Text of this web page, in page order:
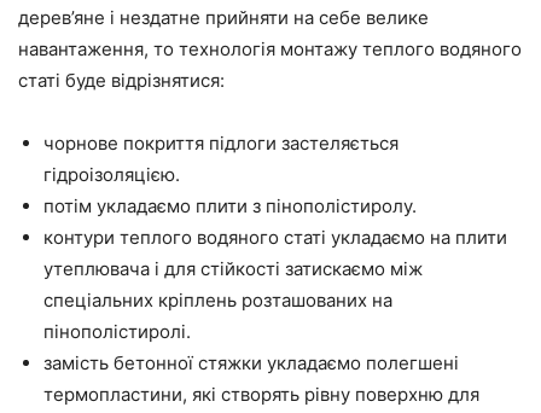
дерев’яне і нездатне прийняти на себе велике
навантаження, то технологія монтажу теплого водяного
статі буде відрізнятися:
чорнове покриття підлоги застеляється
гідроізоляцією.
потім укладаємо плити з пінополістиролу.
контури теплого водяного статі укладаємо на плити
утеплювача і для стійкості затискаємо між
спеціальних кріплень розташованих на
пінополістиролі.
замість бетонної стяжки укладаємо полегшені
термопластини, які створять рівну поверхню для